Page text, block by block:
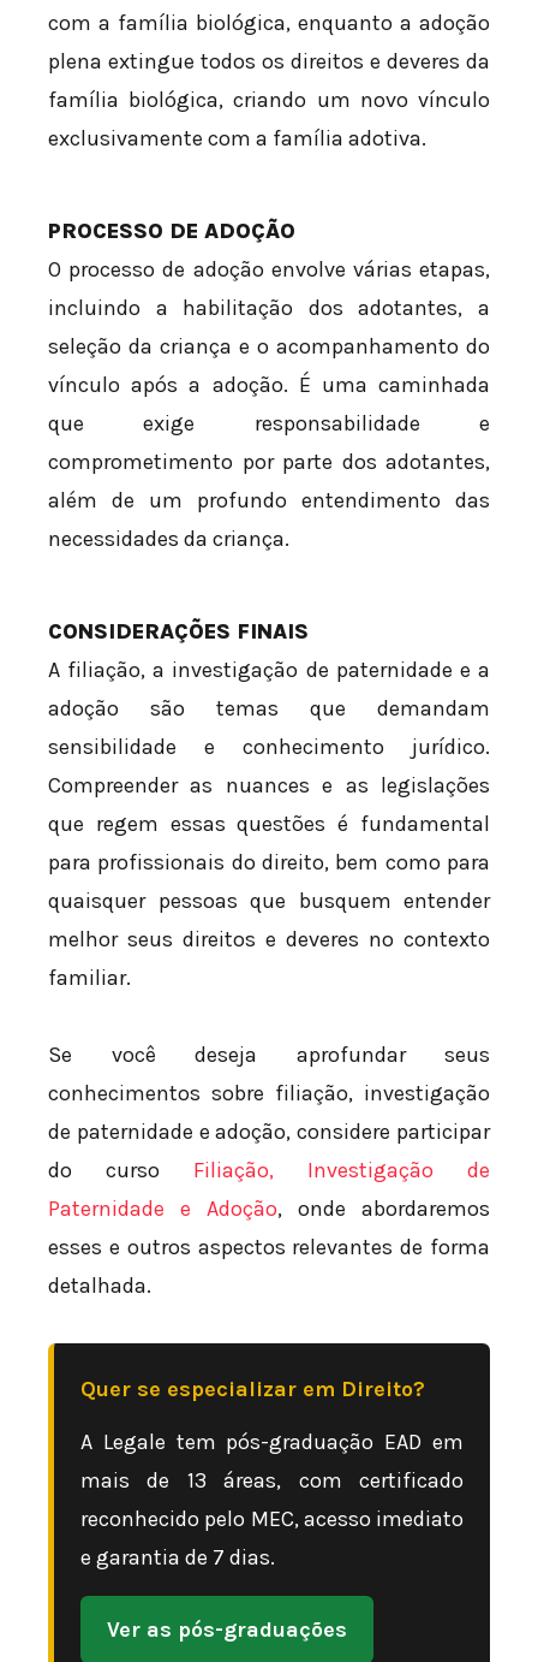
com a família biológica, enquanto a adoção
plena extingue todos os direitos e deveres da
família biológica, criando um novo vínculo
exclusivamente com a família adotiva.
PROCESSO DE ADOÇÃO
O processo de adoção envolve várias etapas,
incluindo a habilitação dos adotantes, a
seleção da criança e o acompanhamento do
vínculo após a adoção. É uma caminhada
que exige responsabilidade e
comprometimento por parte dos adotantes,
além de um profundo entendimento das
necessidades da criança.
CONSIDERAÇÕES FINAIS
A filiação, a investigação de paternidade e a
adoção são temas que demandam
sensibilidade e conhecimento jurídico.
Compreender as nuances e as legislações
que regem essas questões é fundamental
para profissionais do direito, bem como para
quaisquer pessoas que busquem entender
melhor seus direitos e deveres no contexto
familiar.
Se você deseja aprofundar seus
conhecimentos sobre filiação, investigação
de paternidade e adoção, considere participar
do curso Filiação, Investigação de
Paternidade e Adoção, onde abordaremos
esses e outros aspectos relevantes de forma
detalhada.
Quer se especializar em Direito?
A Legale tem pós-graduação EAD em
mais de 13 áreas, com certificado
reconhecido pelo MEC, acesso imediato
e garantia de 7 dias.
Ver as pós-graduações